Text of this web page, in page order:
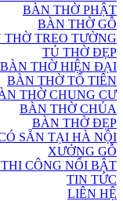
BÀN THỜ PHẬT
BÀN THỜ GỖ
THỜ TREO TƯỜNG
TỦ THỜ ĐẸP
BÀN THỜ HIỆN ĐẠI
BÀN THỜ TỔ TIÊN
THỜ CHUNG CƯ
BÀN THỜ CHÚA
BÀN THỜ ĐẸP
SẴN TẠI HÀ NỘI
XƯỞNG GỖ
CÔNG NỔI BẬT
TIN TỨC
LIÊN HỆ